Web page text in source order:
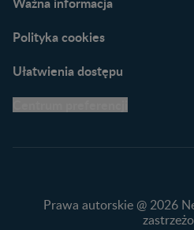
Polityka cookies
Ułatwienia dostępu
Prawa autorskie @ 2026